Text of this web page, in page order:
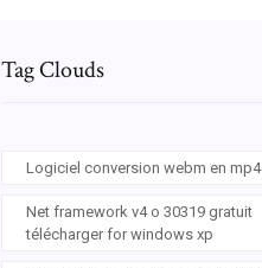
Tag Clouds
Logiciel conversion webm en mp4
Net framework v4 o 30319 gratuit
télécharger for windows xp